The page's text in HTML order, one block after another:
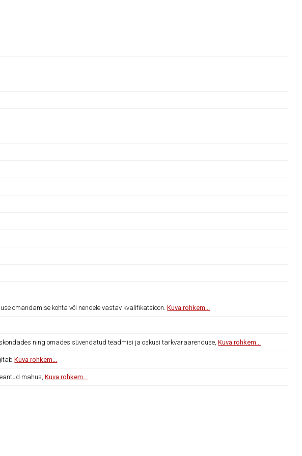
omandamise kohta või nendele vastav kvalifikatsioon.Kuva rohkem...
ning omades süvendatud teadmisi ja oskusi tarkvaraarenduse, Kuva rohkem...
Kuva rohkem...
mahus, Kuva rohkem...